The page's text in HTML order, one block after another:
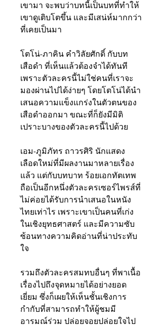
เขามา จะพบว่าบทนี้เป็นบทที่ทำให้
เขาดูเติบโตขึ้น และมีเสน่ห์มากกว่า
ที่เคยเป็นมา
โตโน่-ภาคิน คำวิลัยศักดิ์ กับบท
เสือดำ ที่เห็นแล้วต้องจำได้ทันที
เพราะตัวละครนี้ไม่ใช่คนที่เราจะ
มองผ่านไปได้ง่ายๆ โดยโตโน่ได้นำ
เสนอความแข็งแกร่งในตัวตนของ
เสือดำออกมา ขณะที่ก็ยังมีมิติ
เปราะบางของตัวละครนี้ไปด้วย
เอม-ภูมิภัทร ถาวรศิริ นักแสดง
เลือดใหม่ที่มีผลงานมาหลายเรื่อง
แล้ว แต่กับบทบาท ร้อยเอกทัตเทพ
ถือเป็นอีกหนึ่งตัวละครเซอร์ไพรส์ที่
ไม่ค่อยได้รับการนำเสนอในหนัง
ไทยเท่าไร เพราะเขาเป็นคนที่เก่ง
ในเชิงยุทธศาสตร์ และมีความซับ
ซ้อนทางความคิดอ่านที่น่าประทับ
ใจ
รวมถึงตัวละครสมทบอื่นๆ ที่พาเนื้อ
เรื่องไปถึงจุดหมายได้อย่างยอด
เยี่ยม ซึ่งก็เผยให้เห็นชั้นเชิงการ
กำกับที่สามารถทำให้ผู้ชมมี
อารมณ์ร่วม ปล่อยจอยปล่อยใจไป